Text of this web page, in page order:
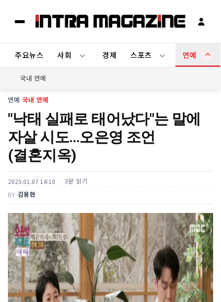
주요뉴스 사회 경제 스포츠 연예
국내 연예
연예›국내 연예
"낙태 실패로 태어났다"는 말에
자살 시도…오은영 조언
(결혼지옥)
2025.01.07 14:10 3분 읽기
BY 김용현